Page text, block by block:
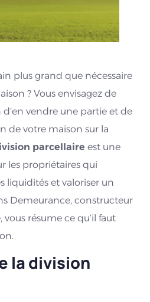
plus grand que nécessaire
? Vous envisagez de
d’en vendre une partie et de
de votre maison sur la
parcellaire est une
les propriétaires qui
liquidités et valoriser un
Demeurance, constructeur
résume ce qu’il faut
la division